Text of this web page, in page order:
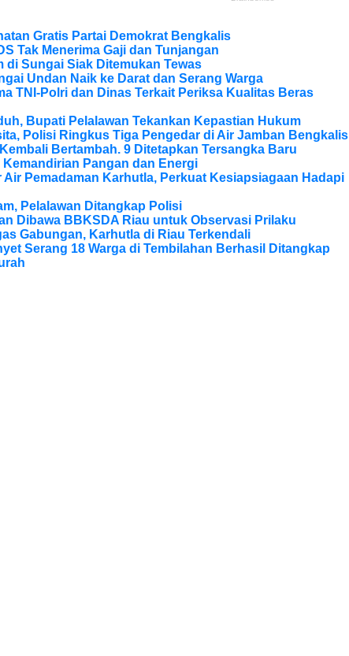
Gratis Partai Demokrat Bengkalis
Tak Menerima Gaji dan Tunjangan
di Sungai Siak Ditemukan Tewas
Undan Naik ke Darat dan Serang Warga
TNI-Polri dan Dinas Terkait Periksa Kualitas Beras
Bupati Pelalawan Tekankan Kepastian Hukum
Polisi Ringkus Tiga Pengedar di Air Jamban Bengkalis
Bertambah. 9 Ditetapkan Tersangka Baru
Pangan dan Energi
Air Pemadaman Karhutla, Perkuat Kesiapsiagaan Hadapi
Pelalawan Ditangkap Polisi
Dibawa BBKSDA Riau untuk Observasi Prilaku
Gabungan, Karhutla di Riau Terkendali
Serang 18 Warga di Tembilahan Berhasil Ditangkap